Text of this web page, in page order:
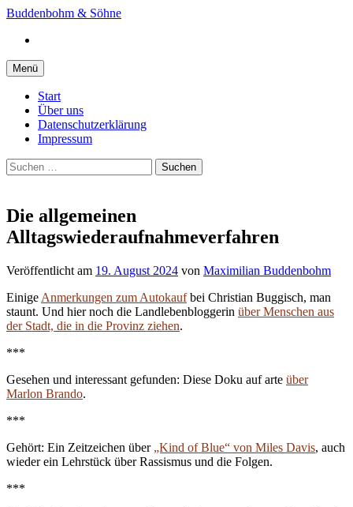
Springe
Inhalt
Buddenbohm & Söhne
Menü
Start
Über uns
Datenschutzerklärung
Impressum
Suchen
nach:
Die allgemeinen
Alltagswiederaufnahmeverfahren
Veröffentlicht am 19. August 2024 von Maximilian Buddenbohm
Einige Anmerkungen zum Autokaufbei Christian Buggisch, man
staunt. Und hier noch die Landlebenbloggerin über Menschen aus
der Stadt, die in die Provinz ziehen.
***
Gesehen und interessant gefunden: Diese Doku auf arte über
Marlon Brando.
***
Gehört: Ein Zeitzeichen über „Kind of Blue“ von Miles Davis, auch
wieder ein Lehrstück über Rassismus und die Folgen.
***